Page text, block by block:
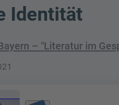
Identität
– "Literatur im